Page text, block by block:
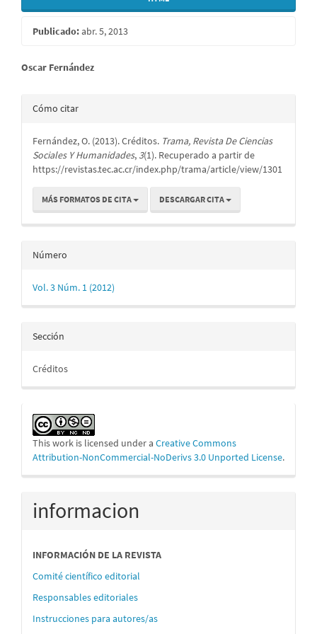
Publicado:abr. 5, 2013
Contenido
principal
del
artículo
Oscar Fernández
Detalles
artículo
Cómo citar
Fernández, O. (2013). Créditos. Trama, Revista De Ciencias
Sociales Y Humanidades, 3(1). Recuperado a partir de
https://revistas.tec.ac.cr/index.php/trama/article/view/1301
MÁS FORMATOS DE CITA DESCARGAR CITA
Número
Vol. 3 Núm. 1 (2012)
Sección
Créditos
This work is licensed under a Creative Commons
Attribution-NonCommercial-NoDerivs 3.0 Unported License.
informacion
INFORMACIÓN DE LA REVISTA
Comité científico editorial
Responsables editoriales
Instrucciones para autores/as